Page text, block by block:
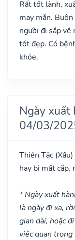
Rất tốt lành,
may mắn.
người đi sắp về
tốt đẹp. Có
khỏe.
Ngày xuất
04/03/
Thiên Tặc (Xấu)
hay bị mất cắp,
* Ngày xuất
là ngày đi xa,
gian dài, hoặc
việc quan